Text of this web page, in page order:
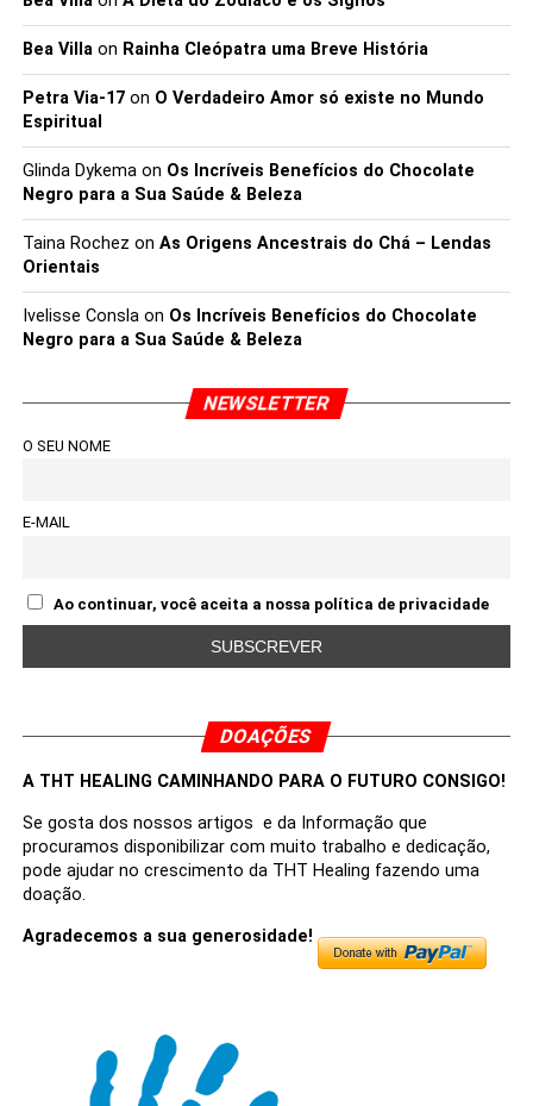
Bea Villaon Rainha Cleópatra uma Breve História
Petra Via-17on O Verdadeiro Amor só existe no Mundo
Espiritual
Glinda Dykemaon Os Incríveis Benefícios do Chocolate
Negro para a Sua Saúde & Beleza
Taina Rochez on As Origens Ancestrais do Chá – Lendas
Orientais
Ivelisse Conslaon Os Incríveis Benefícios do Chocolate
Negro para a Sua Saúde & Beleza
NEWSLETTER
O SEU NOME
E-MAIL
Ao continuar, você aceita a nossa política de privacidade
DOAÇÕES
A THT HEALING CAMINHANDO PARA O FUTURO CONSIGO!
Se gosta dos nossos artigos e da Informação que
procuramos disponibilizar com muito trabalho e dedicação,
pode ajudar no crescimento da THT Healing fazendo uma
doação.
Agradecemos a sua generosidade!